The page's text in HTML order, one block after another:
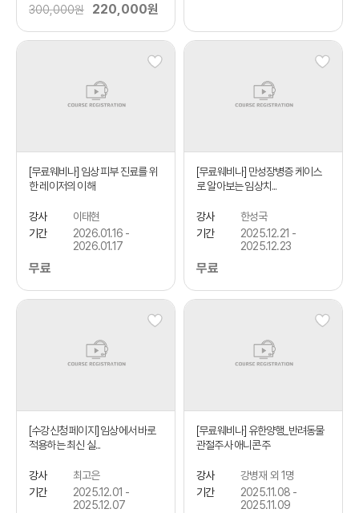
300,000원
220,000원
[무료웨비나] 임상 피부 진료를 위
한 레이저의 이해
강사
이태현
기간
2026.01.16 -
2026.01.17
무료
[무료웨비나] 만성장병증 케이스
로 알아보는 임상치...
강사
한성국
기간
2025.12.21 -
2025.12.23
무료
[수강신청 페이지] 임상에서 바로
적용하는 최신 실...
강사
최고은
기간
2025.12.01 -
2025.12.07
[무료웨비나] 유한양행_반려동물
관절주사 애니콘주
강사
강병재 외 1명
기간
2025.11.08 -
2025.11.09